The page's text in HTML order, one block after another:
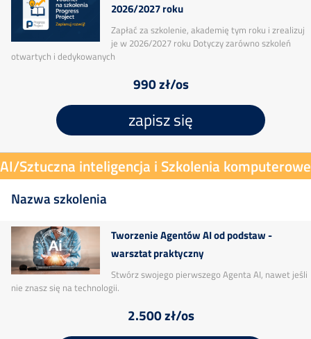
2026/2027 roku
Zapłać za szkolenie, akademię tym roku i zrealizuj
je w 2026/2027 roku Dotyczy zarówno szkoleń
otwartych i dedykowanych
990 zł/os
zapisz się
AI/Sztuczna inteligencja i Szkolenia komputerowe
Nazwa szkolenia
Tworzenie Agentów AI od podstaw -
warsztat praktyczny
Stwórz swojego pierwszego Agenta AI, nawet jeśli
nie znasz się na technologii.
2.500 zł/os